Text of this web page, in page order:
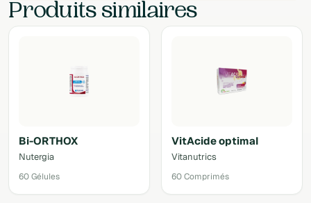
Produits similaires
Bi-ORTHOX
Nutergia
60 Gélules
VitAcide optimal
Vitanutrics
60 Comprimés